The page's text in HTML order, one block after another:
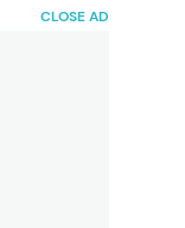
CLOSE AD